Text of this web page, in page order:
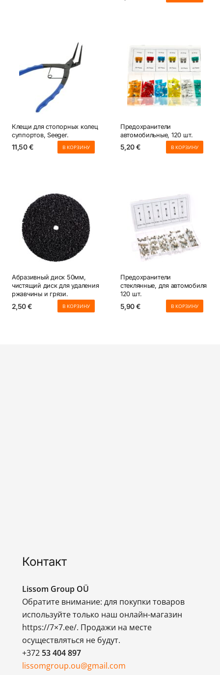
Клещи для стопорных колец
суппортов, Seeger.
11,50€ В КОРЗИНУ
Предохранители
автомобильные, 120 шт.
5,20€ В КОРЗИНУ
Абразивный диск 50мм,
чистящий диск для удаления
ржавчины и грязи.
2,50€ В КОРЗИНУ
Предохранители
стеклянные, для автомобиля
120 шт.
5,90€ В КОРЗИНУ
Контакт
Lissom Group OÜ
Обратите внимание: для покупки товаров
используйте только наш онлайн-магазин
https://7×7.ee/. Продажи на месте
осуществляться не будут.
+372 53 404 897
lissomgroup.ou@gmail.com